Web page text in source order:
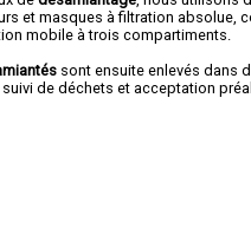
et masques à filtration absolue,
mobile à trois compartiments.
sont ensuite enlevés dans
de déchets et acceptation